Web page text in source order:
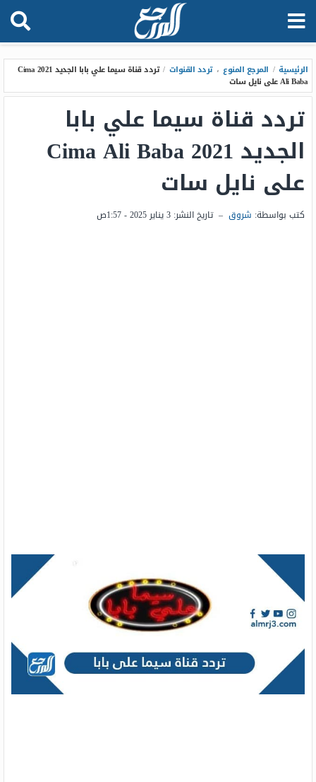
الرئيسية / المرجع المنوع ، تردد القنوات /
تردد قناة سيما علي بابا الجديد 2021 Cima
Ali Baba على نايل سات
تردد قناة سيما علي بابا
الجديد 2021 Cima Ali Baba
على نايل سات
كتب بواسطة: شروق – تاريخ النشر: 3 يناير 2025 - 1:57ص